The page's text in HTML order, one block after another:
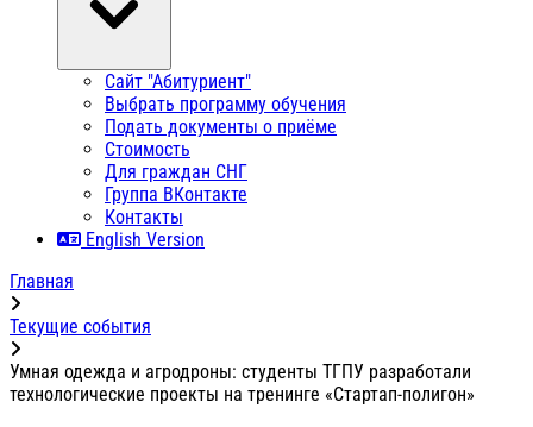
Сайт "Абитуриент"
Выбрать программу обучения
Подать документы о приёме
Стоимость
Для граждан СНГ
Группа ВКонтакте
Контакты
English Version
Главная
Текущие события
Умная одежда и агродроны: студенты ТГПУ разработали
технологические проекты на тренинге «Стартап-полигон»